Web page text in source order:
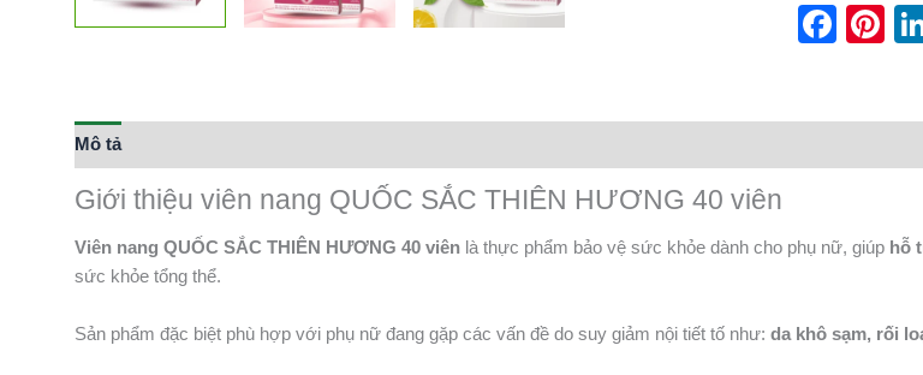
Mô tả
Giới thiệu viên nang QUỐC SẮC THIÊN HƯƠNG 40 viên
Viên nang QUỐC SẮC THIÊN HƯƠNG 40 viên là thực phẩm bảo vệ sức khỏe dành cho phụ nữ, giúp hỗ
sức khỏe tổng thể.
Sản phẩm đặc biệt phù hợp với phụ nữ đang gặp các vấn đề do suy giảm nội tiết tố như: da khô sạm, rối